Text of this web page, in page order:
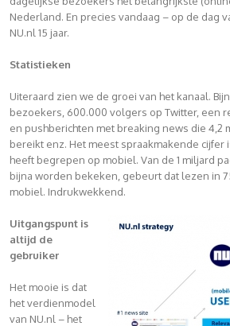
Nederland. En precies vandaag – op de dag
NU.nl 15 jaar.
Statistieken
Uiteraard zien we de groei van het kanaal.
bezoekers, 600.000 volgers op Twitter, een
en pushberichten met breaking news die 4,2
bereikt enz. Het meest spraakmakende cijfer
heeft begrepen op mobiel. Van de 1 miljard
bijna worden bekeken, gebeurt dat lezen in
mobiel. Indrukwekkend.
Uitgangspunt is
altijd de
gebruiker
Het mooie is dat
het verdienmodel
van NU.nl – het